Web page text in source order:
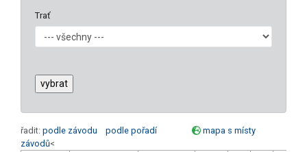
Trať
řadit: podle závodu podle pořadí
mapa s místy
závodů<